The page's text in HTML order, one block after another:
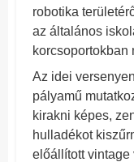
robotika
az általános
korcsoportokban
Az idei
pályamű
kirakni képes,
hulladékot
előállított vintage